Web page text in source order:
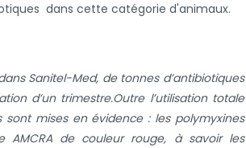
dans cette catégorie d'animaux.
Sanitel-Med, de tonnes d’antibiotiques
d’un trimestre.Outre l’utilisation totale
sont mises en évidence : les polymyxines
AMCRA de couleur rouge, à savoir les